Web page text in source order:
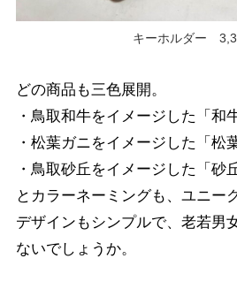
キーホルダー
どの商品も三色展開。
・鳥取和牛をイメージした「和
・松葉ガニをイメージした「松
・鳥取砂丘をイメージした「砂
とカラーネーミングも、ユニー
デザインもシンプルで、老若男
ないでしょうか。